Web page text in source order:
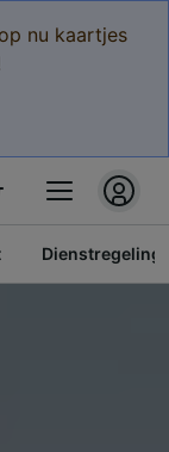
nu kaartjes
Dienstregeling